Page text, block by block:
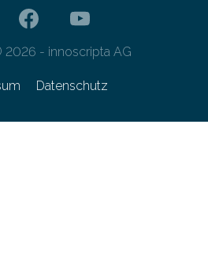
- innoscripta AG
Datenschutz